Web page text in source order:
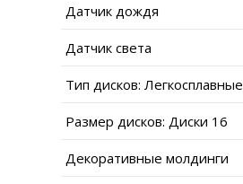
Датчик дождя
Датчик света
Тип дисков: Легкосплавные
Размер дисков: Диски 16
Декоративные молдинги